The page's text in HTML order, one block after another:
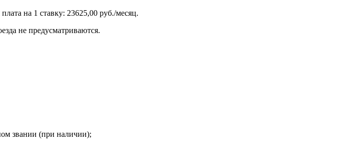
на 1 ставку: 23625,00 руб./месяц.
не предусматриваются.
звании (при наличии);